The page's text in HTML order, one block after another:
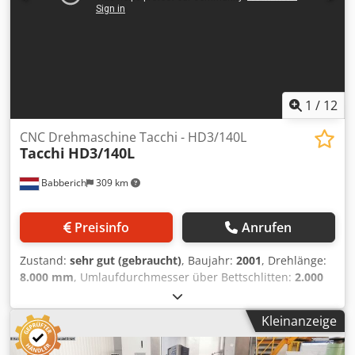
PRODUKTIONS- & METALLBEARBEITUNGSMASCHINEN
1 / 12
Babberich 309 km
CNC Drehmaschine Tacchi - HD3/140L
Tacchi HD3/140L
Preisinfo Anrufen
Zustand: sehr gut (gebraucht), Baujahr: 2001, Drehlänge:
8.000 mm, Umlaufdurchmesser über Bettschlitten: 2.000
, Werkstückgewicht (max.):
Umlaufdurchmesser über Oberschlitten:1.550 mm,
Drehdurchmesser Bett Ø 2000 mm Drehdurchmesser
Schlitten 1550 mm Drehlänge 8000 mm Spindelbohrung
Kleinanzeige